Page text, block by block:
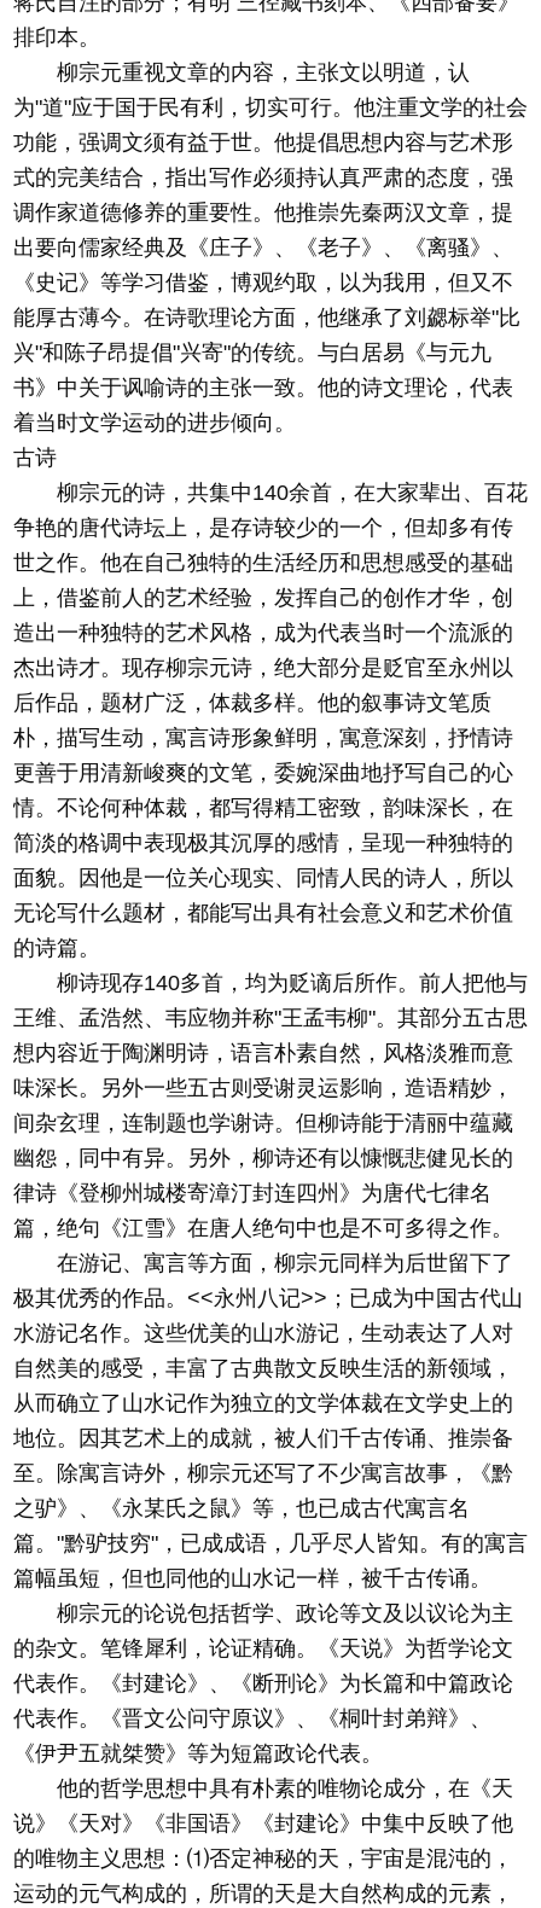
排印本。
柳宗元重视文章的内容，主张文以明道，认
为"道"应于国于民有利，切实可行。他注重文学的社会
功能，强调文须有益于世。他提倡思想内容与艺术形
式的完美结合，指出写作必须持认真严肃的态度，强
调作家道德修养的重要性。他推崇先秦两汉文章，提
出要向儒家经典及《庄子》、《老子》、《离骚》、
《史记》等学习借鉴，博观约取，以为我用，但又不
能厚古薄今。在诗歌理论方面，他继承了刘勰标举"比
兴"和陈子昂提倡"兴寄"的传统。与白居易《与元九
书》中关于讽喻诗的主张一致。他的诗文理论，代表
着当时文学运动的进步倾向。
古诗
柳宗元的诗，共集中140余首，在大家辈出、百花
争艳的唐代诗坛上，是存诗较少的一个，但却多有传
世之作。他在自己独特的生活经历和思想感受的基础
上，借鉴前人的艺术经验，发挥自己的创作才华，创
造出一种独特的艺术风格，成为代表当时一个流派的
杰出诗才。现存柳宗元诗，绝大部分是贬官至永州以
后作品，题材广泛，体裁多样。他的叙事诗文笔质
朴，描写生动，寓言诗形象鲜明，寓意深刻，抒情诗
更善于用清新峻爽的文笔，委婉深曲地抒写自己的心
情。不论何种体裁，都写得精工密致，韵味深长，在
简淡的格调中表现极其沉厚的感情，呈现一种独特的
面貌。因他是一位关心现实、同情人民的诗人，所以
无论写什么题材，都能写出具有社会意义和艺术价值
的诗篇。
柳诗现存140多首，均为贬谪后所作。前人把他与
王维、孟浩然、韦应物并称"王孟韦柳"。其部分五古思
想内容近于陶渊明诗，语言朴素自然，风格淡雅而意
味深长。另外一些五古则受谢灵运影响，造语精妙，
间杂玄理，连制题也学谢诗。但柳诗能于清丽中蕴藏
幽怨，同中有异。另外，柳诗还有以慷慨悲健见长的
律诗《登柳州城楼寄漳汀封连四州》为唐代七律名
篇，绝句《江雪》在唐人绝句中也是不可多得之作。
在游记、寓言等方面，柳宗元同样为后世留下了
极其优秀的作品。<<永州八记>>；已成为中国古代山
水游记名作。这些优美的山水游记，生动表达了人对
自然美的感受，丰富了古典散文反映生活的新领域，
从而确立了山水记作为独立的文学体裁在文学史上的
地位。因其艺术上的成就，被人们千古传诵、推崇备
至。除寓言诗外，柳宗元还写了不少寓言故事，《黔
之驴》、《永某氏之鼠》等，也已成古代寓言名
篇。"黔驴技穷"，已成成语，几乎尽人皆知。有的寓言
篇幅虽短，但也同他的山水记一样，被千古传诵。
柳宗元的论说包括哲学、政论等文及以议论为主
的杂文。笔锋犀利，论证精确。《天说》为哲学论文
代表作。《封建论》、《断刑论》为长篇和中篇政论
代表作。《晋文公问守原议》、《桐叶封弟辩》、
《伊尹五就桀赞》等为短篇政论代表。
他的哲学思想中具有朴素的唯物论成分，在《天
说》《天对》《非国语》《封建论》中集中反映了他
的唯物主义思想：⑴否定神秘的天，宇宙是混沌的，
运动的元气构成的，所谓的天是大自然构成的元素，